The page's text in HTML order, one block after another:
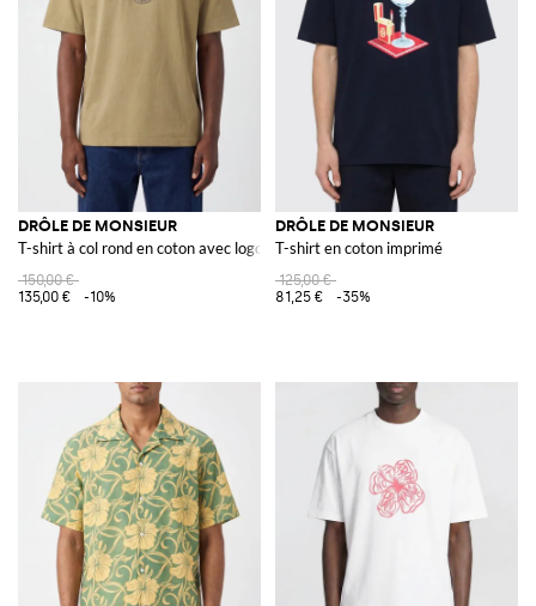
DRÔLE DE MONSIEUR
T-shirt à col rond en coton avec logo contrastant imprimé sur le devant
150,00 €
135,00 €
-10%
DRÔLE DE MONSIEUR
T-shirt en coton imprimé
125,00 €
81,25 €
-35%